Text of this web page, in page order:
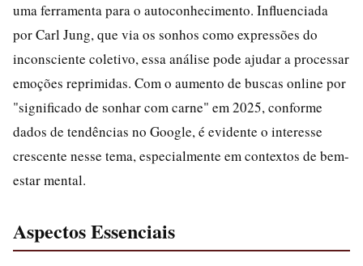
uma ferramenta para o autoconhecimento. Influenciada
por Carl Jung, que via os sonhos como expressões do
inconsciente coletivo, essa análise pode ajudar a processar
emoções reprimidas. Com o aumento de buscas online por
"significado de sonhar com carne" em 2025, conforme
dados de tendências no Google, é evidente o interesse
crescente nesse tema, especialmente em contextos de bem-
estar mental.
Aspectos Essenciais